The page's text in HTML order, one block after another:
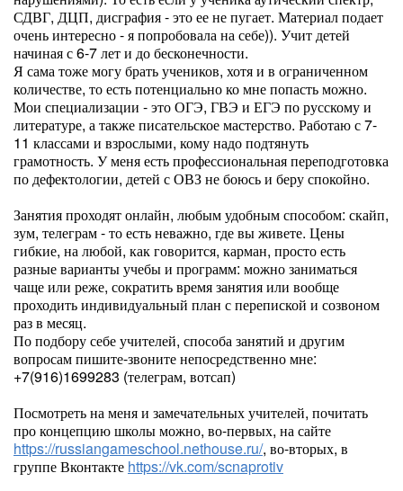
СДВГ, ДЦП, дисграфия - это ее не пугает. Материал подает
очень интересно - я попробовала на себе)). Учит детей
начиная с 6-7 лет и до бесконечности.
Я сама тоже могу брать учеников, хотя и в ограниченном
количестве, то есть потенциально ко мне попасть можно.
Мои специализации - это ОГЭ, ГВЭ и ЕГЭ по русскому и
литературе, а также писательское мастерство. Работаю с 7-
11 классами и взрослыми, кому надо подтянуть
грамотность. У меня есть профессиональная переподготовка
по дефектологии, детей с ОВЗ не боюсь и беру спокойно.
Занятия проходят онлайн, любым удобным способом: скайп,
зум, телеграм - то есть неважно, где вы живете. Цены
гибкие, на любой, как говорится, карман, просто есть
разные варианты учебы и программ: можно заниматься
чаще или реже, сократить время занятия или вообще
проходить индивидуальный план с перепиской и созвоном
раз в месяц.
По подбору себе учителей, способа занятий и другим
вопросам пишите-звоните непосредственно мне:
+7(916)1699283 (телеграм, вотсап)
Посмотреть на меня и замечательных учителей, почитать
про концепцию школы можно, во-первых, на сайте
https://russiangameschool.nethouse.ru/, во-вторых, в
группе Вконтакте https://vk.com/scnaprotiv